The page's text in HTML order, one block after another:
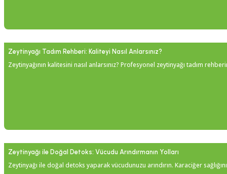
0.0 Puan - 0 Yorum
250,00 TL
Zeytinyağı Tadım Rehberi: Kaliteyi Nasıl Anlarsınız?
Zeytinyağının kalitesini nasıl anlarsınız? Profesyonel zeytinyağı tadım
Zeytinyağı ile Doğal Detoks: Vücudu Arındırmanın Yolları
Zeytinyağı ile doğal detoks yaparak vücudunuzu arındırın. Karaciğer